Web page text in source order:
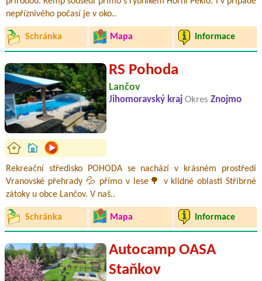
nepříznivého počasí je v oko..
Schránka Mapa Informace
RS Pohoda
Lančov
Jihomoravský kraj Okres Znojmo
Rekreační středisko POHODA se nachází v krásném prostředí
Vranovské přehrady 💦 přímo v lese🌳 v klidné oblasti Stříbrné
zátoky u obce Lančov. V naš..
Schránka Mapa Informace
Autocamp OASA
Staňkov